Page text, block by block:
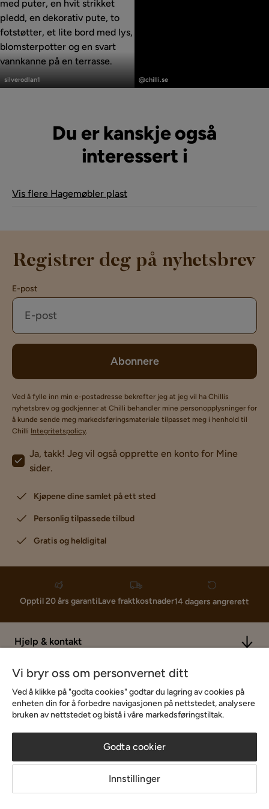
Innlegg
publisert
silverodlan1
publisert
@chilli.se
Du er kanskje også
interessert i
Vis flere Hagemøbler plast
Registrer deg på nyhetsbrev
E-post
Abonnere
Ved å fylle inn min e-postadresse bekrefter jeg at jeg vil ha Chillis
nyhetsbrev og godkjenner at Chilli behandler mine personopplysninger for
å kunde sende meg markedsføringsmateriale tilpasset meg i henhold til
Chilli Integritetspolicy.
Ja, takk! Jeg vil også opprette en konto for Mine
sider.
Kjøpene dine samlet på ett sted
Personlig tilpassede tilbud
Gratis og heldigital
Opptil 20 års garantiLave fraktkostnader14 dagers angrerett
Hjelp & kontakt
Sortiment & tilbud
Inspirasjon
Om Chilli
Vi bryr oss om personvernet ditt
Ved å klikke på "godta cookies" godtar du lagring av cookies på
enheten din for å forbedre navigasjonen på nettstedet, analysere
bruken av nettstedet og bistå i våre markedsføringstiltak.
Godta cookier
Innstillinger